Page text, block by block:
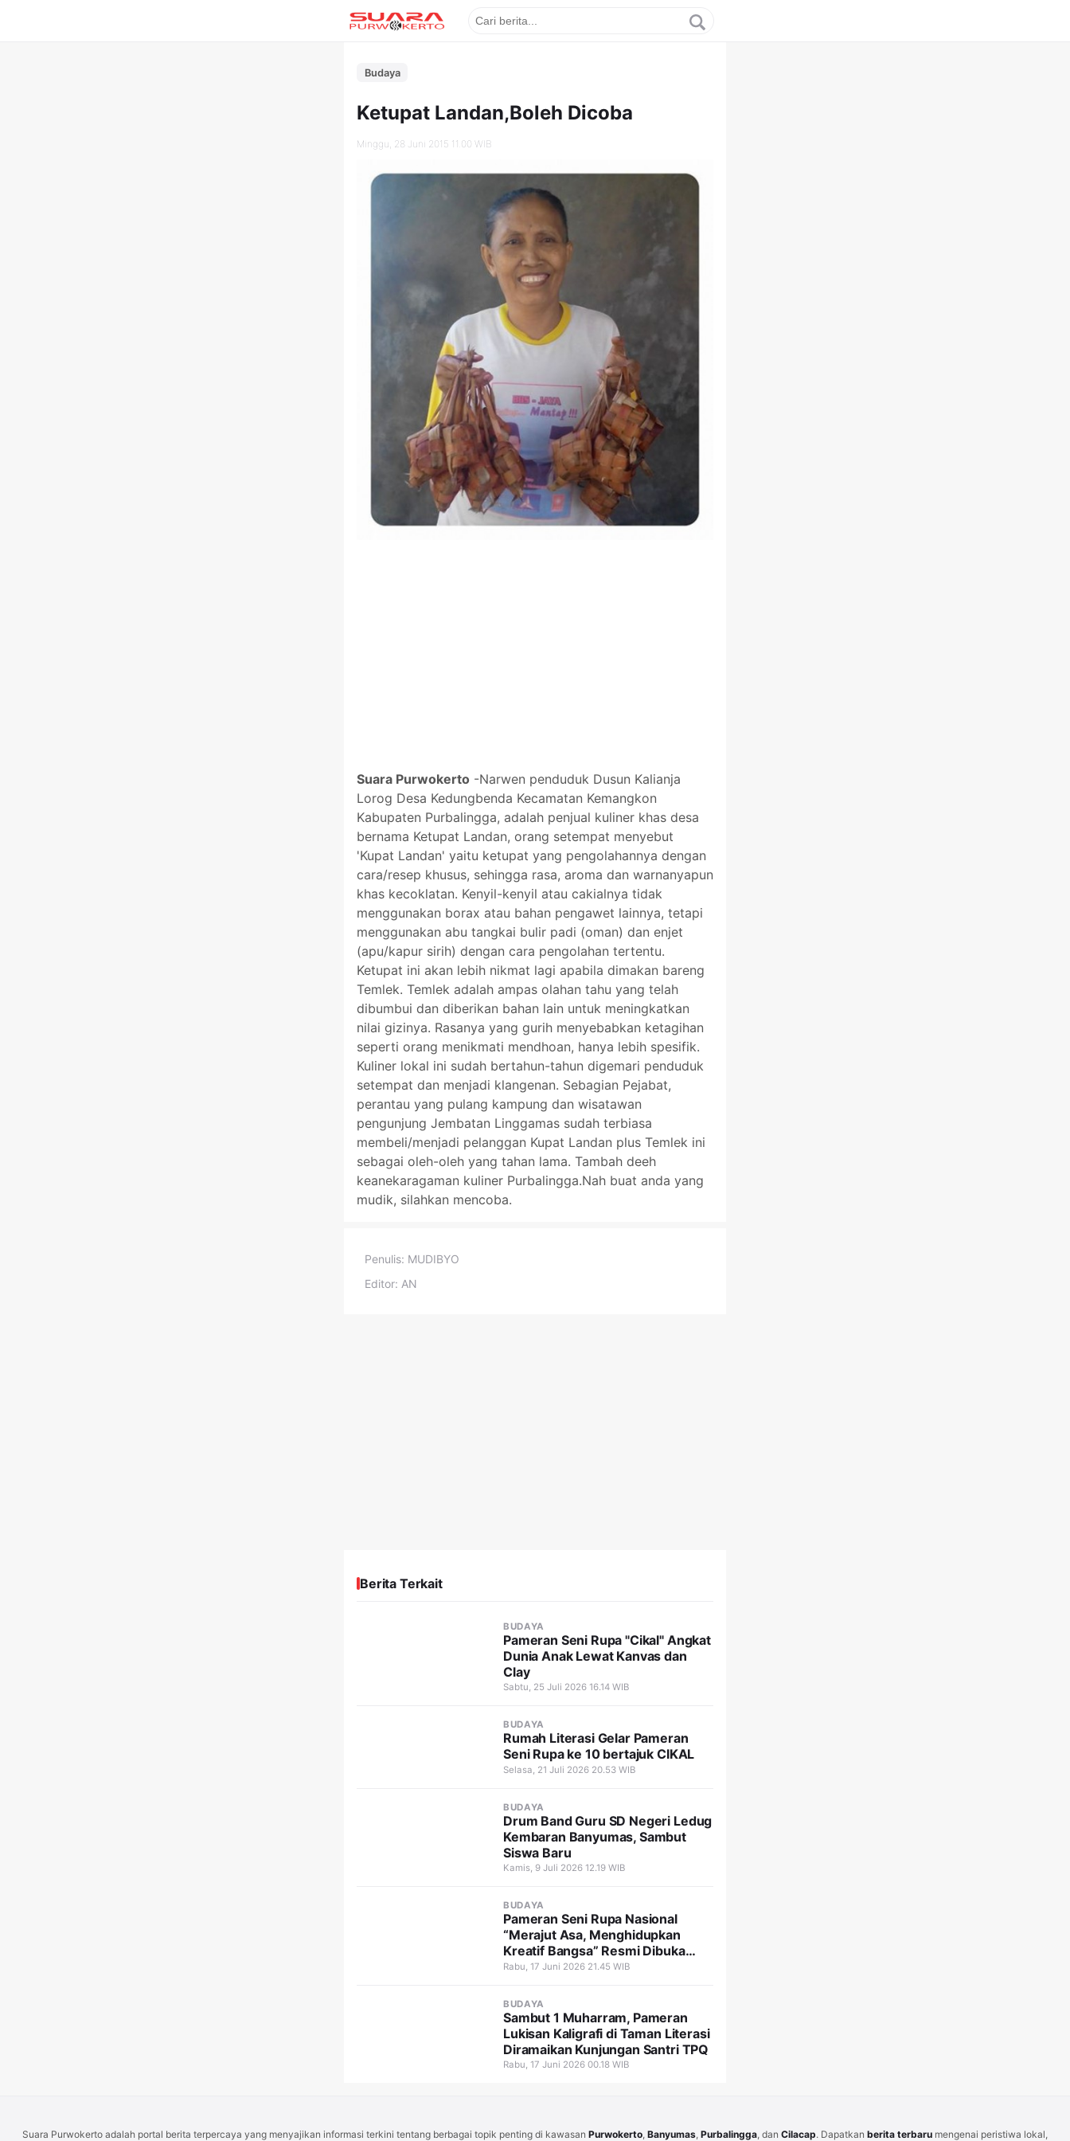
Budaya
Ketupat Landan,Boleh Dicoba
Minggu, 28 Juni 2015 11.00 WIB
Suara Purwokerto -Narwen penduduk Dusun Kalianja
Lorog Desa Kedungbenda Kecamatan Kemangkon
Kabupaten Purbalingga, adalah penjual kuliner khas desa
bernama Ketupat Landan, orang setempat menyebut
'Kupat Landan' yaitu ketupat yang pengolahannya dengan
cara/resep khusus, sehingga rasa, aroma dan warnanyapun
khas kecoklatan. Kenyil-kenyil atau cakialnya tidak
menggunakan borax atau bahan pengawet lainnya, tetapi
menggunakan abu tangkai bulir padi (oman) dan enjet
(apu/kapur sirih) dengan cara pengolahan tertentu.
Ketupat ini akan lebih nikmat lagi apabila dimakan bareng
Temlek. Temlek adalah ampas olahan tahu yang telah
dibumbui dan diberikan bahan lain untuk meningkatkan
nilai gizinya. Rasanya yang gurih menyebabkan ketagihan
seperti orang menikmati mendhoan, hanya lebih spesifik.
Kuliner lokal ini sudah bertahun-tahun digemari penduduk
setempat dan menjadi klangenan. Sebagian Pejabat,
perantau yang pulang kampung dan wisatawan
pengunjung Jembatan Linggamas sudah terbiasa
membeli/menjadi pelanggan Kupat Landan plus Temlek ini
sebagai oleh-oleh yang tahan lama. Tambah deeh
keanekaragaman kuliner Purbalingga.Nah buat anda yang
mudik, silahkan mencoba.
Penulis: MUDIBYO
Editor: AN
Berita Terkait
BUDAYA
Pameran Seni Rupa "Cikal" Angkat
Dunia Anak Lewat Kanvas dan
Clay
Sabtu, 25 Juli 2026 16.14 WIB
BUDAYA
Rumah Literasi Gelar Pameran
Seni Rupa ke 10 bertajuk CIKAL
Selasa, 21 Juli 2026 20.53 WIB
BUDAYA
Drum Band Guru SD Negeri Ledug
Kembaran Banyumas, Sambut
Siswa Baru
Kamis, 9 Juli 2026 12.19 WIB
BUDAYA
Pameran Seni Rupa Nasional
“Merajut Asa, Menghidupkan
Kreatif Bangsa” Resmi Dibuka
Hadirkan 103 Karya dari 81
Rabu, 17 Juni 2026 21.45 WIB
BUDAYA
Sambut 1 Muharram, Pameran
Lukisan Kaligrafi di Taman Literasi
Diramaikan Kunjungan Santri TPQ
Rabu, 17 Juni 2026 00.18 WIB
Suara Purwokerto adalah portal berita terpercaya yang menyajikan informasi terkini tentang berbagai topik penting di kawasan Purwokerto Banyumas Purbalingga , dan Cilacap. Dapatkan berita terbaru mengenai peristiwa lokal,